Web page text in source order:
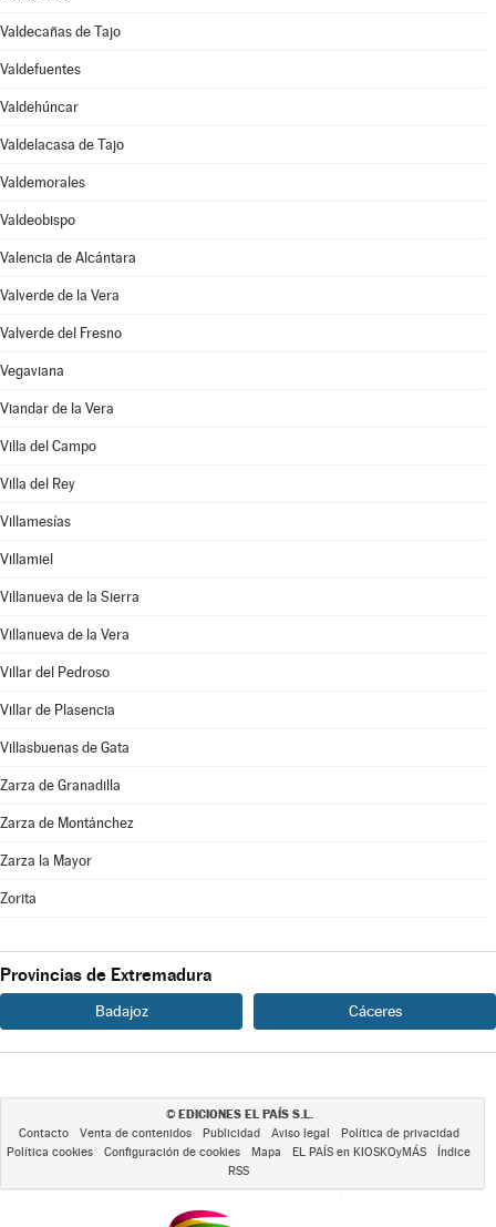
Valdecañas de Tajo
Valdefuentes
Valdehúncar
Valdelacasa de Tajo
Valdemorales
Valdeobispo
Valencia de Alcántara
Valverde de la Vera
Valverde del Fresno
Vegaviana
Viandar de la Vera
Villa del Campo
Villa del Rey
Villamesías
Villamiel
Villanueva de la Sierra
Villanueva de la Vera
Villar del Pedroso
Villar de Plasencia
Villasbuenas de Gata
Zarza de Granadilla
Zarza de Montánchez
Zarza la Mayor
Zorita
Provincias de Extremadura
Badajoz Cáceres
© EDICIONES EL PAÍS S.L.
Contacto Venta de contenidos Publicidad Aviso legal
Política de privacidad
Política cookies
Configuración de cookies Mapa EL PAÍS en KIOSKOyMÁS
Índice
RSS